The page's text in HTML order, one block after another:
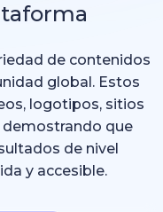
de contenidos
global. Estos
logotipos, sitios
que
de nivel
y accesible.